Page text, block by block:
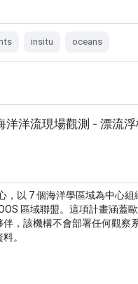
insitu oceans
洋洋流現場觀測 - 漂流
，以 7 個海洋學區域為中心
區域聯盟。這項計畫涵蓋
，該機構不會部署任何觀察
。